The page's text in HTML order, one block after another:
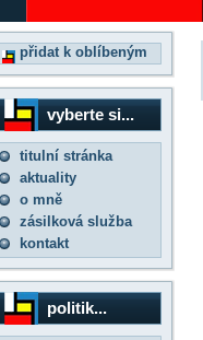
přidat k oblíbeným
vyberte si...
titulní stránka
aktuality
o mně
zásilková služba
kontakt
politik...